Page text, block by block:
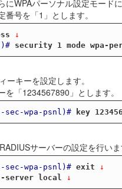
にWPAパーソナル設定モード
号を「1」とします。
↓
security 1 mode wpa-
ーキーを設定します。
「1234567890」とします。
wpa-psnl)# key
サーバーの設定を行い
wpa-psnl)# exit ↓
server local ↓